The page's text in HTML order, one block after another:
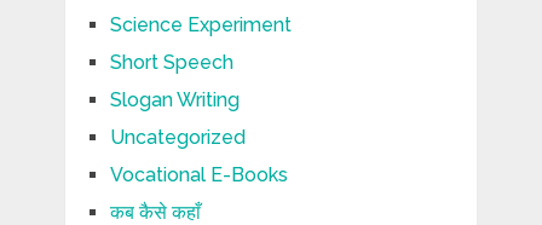
Science Experiment
Short Speech
Slogan Writing
Uncategorized
Vocational E-Books
कब कैसे कहाँ